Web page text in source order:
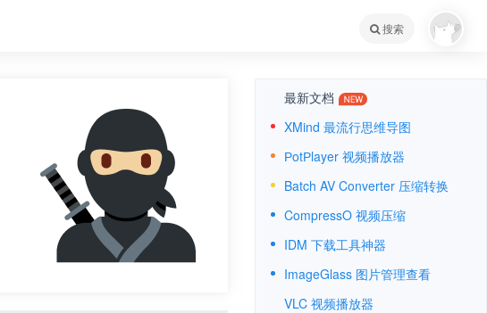
搜索
最新文档
XMind 最流行思维导图
РotРlayer 视频播放器
Batch AV Converter 压缩转换
CompressO 视频压缩
IDM 下载工具神器
ImageGlass 图片管理查看
VLC 视频播放器